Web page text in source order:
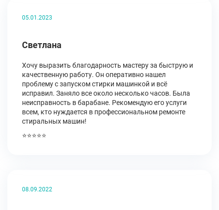
05.01.2023
Светлана
Хочу выразить благодарность мастеру за быструю и
качественную работу. Он оперативно нашел
проблему с запуском стирки машинкой и всё
исправил. Заняло все около несколько часов. Была
неисправность в барабане. Рекомендую его услуги
всем, кто нуждается в профессиональном ремонте
стиральных машин!
⭐⭐⭐⭐⭐
08.09.2022